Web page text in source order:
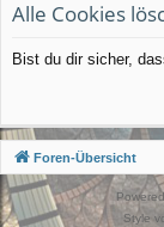
ug
rif
Alle Cookies
Bist du dir sicher,
Foren-Übersicht
Style